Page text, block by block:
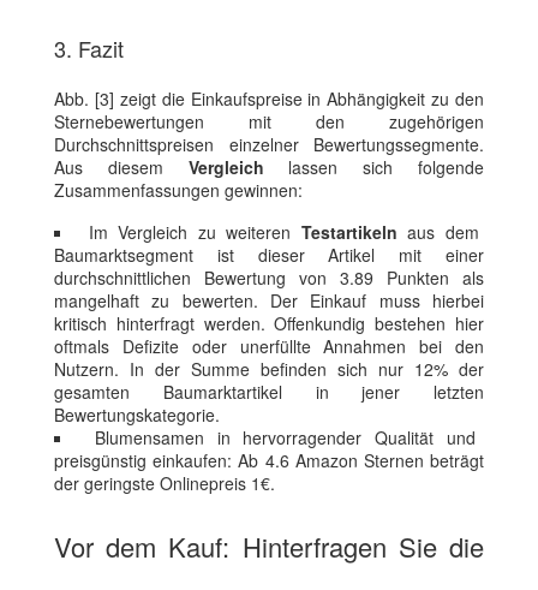
3. Fazit
Abb. [3] zeigt die Einkaufspreise in Abhängigkeit zu den
Sternebewertungen mit den zugehörigen
Durchschnittspreisen einzelner Bewertungssegmente.
Aus diesem Vergleich lassen sich folgende
Zusammenfassungen gewinnen:
Im Vergleich zu weiteren Testartikeln aus dem
Baumarktsegment ist dieser Artikel mit einer
durchschnittlichen Bewertung von 3.89 Punkten als
mangelhaft zu bewerten. Der Einkauf muss hierbei
kritisch hinterfragt werden. Offenkundig bestehen hier
oftmals Defizite oder unerfüllte Annahmen bei den
Nutzern. In der Summe befinden sich nur 12% der
gesamten Baumarktartikel in jener letzten
Bewertungskategorie.
Blumensamen in hervorragender Qualität und
preisgünstig einkaufen: Ab 4.6 Amazon Sternen beträgt
der geringste Onlinepreis 1€.
Vor dem Kauf: Hinterfragen Sie die